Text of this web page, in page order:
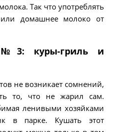
Так что употреблять
домашнее молоко от
№3: куры-гриль и
не возникает сомнений,
то, что не жарил сам.
ленивыми хозяйками
в парке. Кушать этот